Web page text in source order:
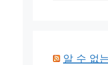
알 수 없